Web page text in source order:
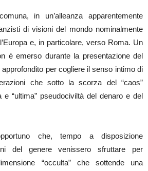
in un’alleanza apparentemente
di visioni del mondo nominalmente
e, in particolare, verso Roma. Un
è emerso durante la presentazione del
per cogliere il senso intimo di
che sotto la scorza del “caos”
e “ultima” pseudociviltà del denaro e del
che, tempo a disposizione
del genere venissero sfruttare per
“occulta” che sottende una